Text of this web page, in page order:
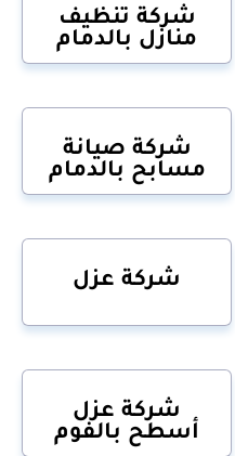
شركة تنظيف
منازل بالدمام
شركة صيانة
مسابح بالدمام
شركة عزل
شركة عزل
أسطح بالفوم